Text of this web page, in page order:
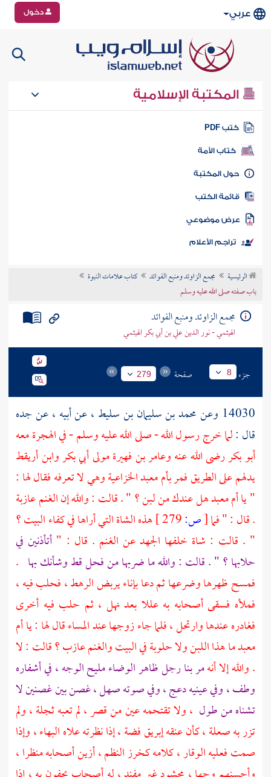
عربي دخول
المكتبة الإسلامية
كتب PDF
كتاب الأمة
المكتبة
الكتب
موضوعي
تراجم الأعلام
الرئيسية مجمع الزاوئد ومنبع الفوائد
كتاب علامات النبوة
باب صفته صلى الله عليه وسلم
مجمع الزاوئد ومنبع الفوائد
الهيثمي - نور الدين علي بن أبي بكر الهيثمي
جزء 8 صفحة 279
14030 وعن محمد بن سليمان بن سليط ، عن أبيه ، عن جده
قال :لما خرج رسول الله - صلى الله عليه وسلم - في الهجرة معه
أبو بكررضى الله عنهوعامر بن فهيرة مولى أبي بكروابن أريقط
يدلهم على الطريق فمربأم معبد الخزاعيةوهي لا تعرفه فقال لها :
" ياأم معبدهل عندك من لبن ؟ " . قالت : والله إن الغنم عازبة
. قال : " فما[ص:
هذه الشاة التي أراها في كفاء البيت ؟
" . قالت : شاة خلفها الجهد عن الغنم . قال : " أتأذنين في
حلابها ؟ " . قالت : والله ما ضربها من فحل قط وشأنك بها .
فمسح ظهرها وضرعها ثم دعا بإناء يربض الرهط ، فحلب فيه ،
فملأه فسقى أصحابه به عللا بعد نهل ، ثم حلب فيه أخرى
فغادره عندها وارتحل ، فلما جاء زوجها عند المساء قال لها : ياأم
معبدما هذا اللبن ولا حلوبة في البيت والغنم عازب ؟ قالت : لا
. والله إلا أنهمر بنا رجل ظاهر الوضاء مليح الوجه ، في أشفاره
وطف ، وفي عينيه دعج ، وفي صوته صهل ، غصن بين غصنين لا
تشناه من طول ، ولا تقتحمه عين من قصر ، لم تعبه ثجلة ، ولم
تزر به صعلة ، كأن عنقه إبريق فضة ، إذا نظرته علاه البهاء ، وإذا
صمت فعليه الوقار ، كلامه كخرز النظم ، أزين أصحابه منظرا ،